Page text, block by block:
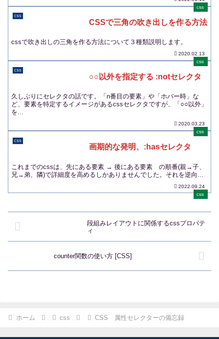
css
css
CSSで三角の吹き出しを作る方法
cssで吹き出しの三角を作る方法について３種類説明します。
2020.02.13
css
css
○○以外を指定する :notセレクタ
久しぶりにセレクタの話です。「n番目の要素」や「ホバー時」な
ど、要素を特定するイメージがあるcssセレクタですが、「○○以外」
を...
2020.03.23
css
css
画期的な発明、:hasセレクタ
これまでのcssは、先にある要素 → 後にある要素 の順番(親→子、
兄→弟、隣)で詳細度を高めるしかありませんでした。それを逆向...
2022.09.24
css
段組みレイアウトに関係するcssプロパテ
ィ
counter関数の使い方 [CSS]
ホーム css CSS 属性セレクターの備忘録